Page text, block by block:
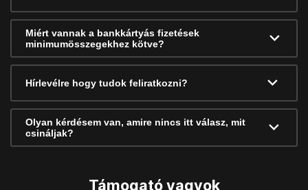
Miért vannak a bankkártyás fizetések
minimumösszegekhez kötve?
Hírlevélre hogy tudok feliratkozni?
Olyan kérdésem van, amire nincs itt válasz, mit
csináljak?
Támogató vagyok